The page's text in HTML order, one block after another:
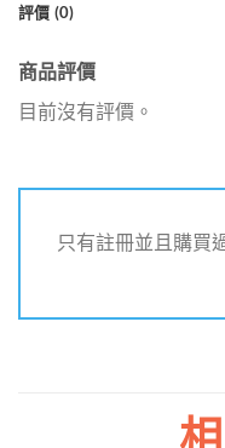
評價 (0)
商品評價
目前沒有評價。
只有註冊並且購買